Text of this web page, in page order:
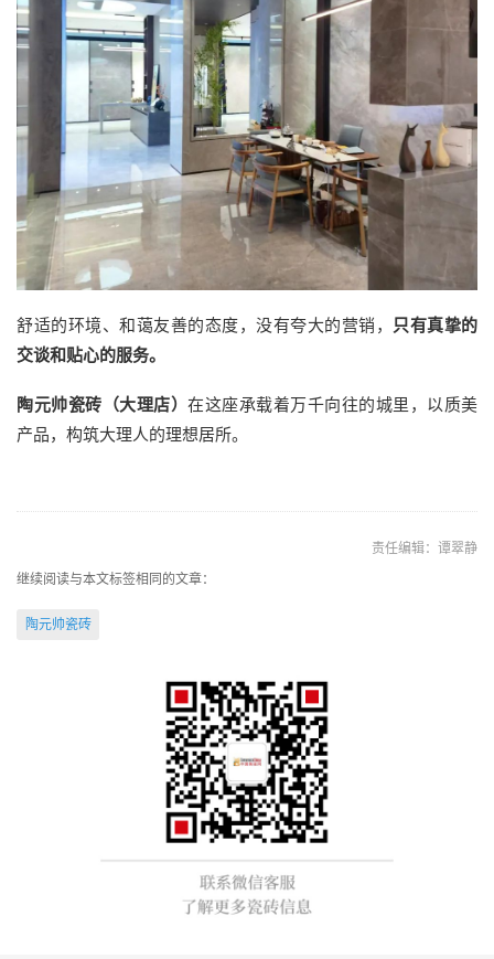
舒适的环境、和蔼友善的态度，没有夸大的营销，
只有真挚的
交谈和贴心的服务。
陶元帅瓷砖（大理店） 在这座承载着万千向往的城里，以质美
产品，构筑大理人的理想居所。
责任编辑：谭翠静
继续阅读与本文标签相同的文章：
陶元帅瓷砖